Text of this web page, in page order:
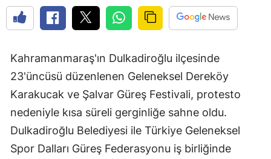
Kahramanmaraş'ın Dulkadiroğlu ilçesinde
23'üncüsü düzenlenen Geleneksel Dereköy
Karakucak ve Şalvar Güreş Festivali, protesto
nedeniyle kısa süreli gerginliğe sahne oldu.
Dulkadiroğlu Belediyesi ile Türkiye Geleneksel
Spor Dalları Güreş Federasyonu iş birliğinde